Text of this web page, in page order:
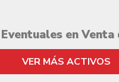
en
VER MÁS ACTIVOS